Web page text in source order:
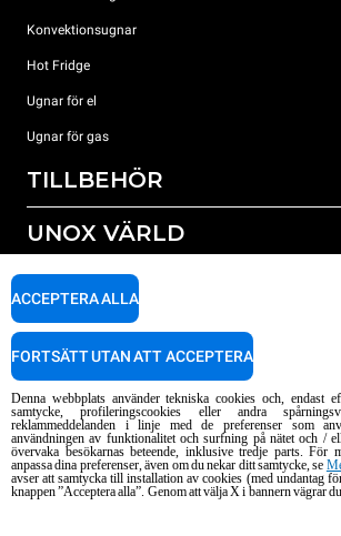
Konvektionsugnar
Hot Fridge
Ugnar för el
Ugnar för gas
TILLBEHÖR
Alla tillbehör
Rengöringsmedel för mauell rengöring
Vattenbehandling med omvänd osmosisk
UNOX VÄRLD
Våra kontor runt om i världen
SUPPORT
HITTA SERVICECENTER
Copyright 2026 UNOX S.p.A. Alla rättigheter
° 04230750285 - REA Padova 372835 - Cap. Soc.
04230750285 - IT WEEE Reg. No.
AI Content Disclaimer Privacy policy
Denna webbplats använder tekniska cookies och, endast
samtycke, profileringscookies eller andra
reklammeddelanden i linje med de preferenser som
användningen av funktionalitet och surfning på nätet och /
övervaka besökarnas beteende, inklusive tredje parts.
anpassa dina preferenser, även om du nekar ditt samtycke, se
avser att samtycka till installation av cookies (med undantag
knappen ”Acceptera alla”. Genom att välja X i bannern vägrar
ACCEPTERA ALLA
FORTSÄTT UTAN ATT ACCEPTERA